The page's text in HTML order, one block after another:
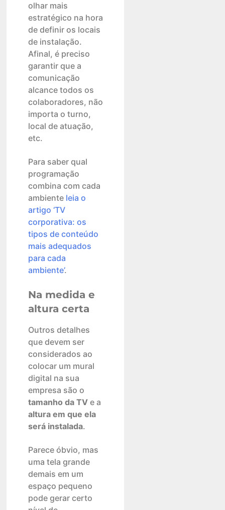
olhar mais
estratégico na hora
de definir os locais
de instalação.
Afinal, é preciso
garantir que a
comunicação
alcance todos os
colaboradores, não
importa o turno,
local de atuação,
etc.
Para saber qual
programação
combina com cada
ambiente leia o
artigo ‘TV
corporativa: os
tipos de conteúdo
mais adequados
para cada
ambiente’.
Na medida e
altura certa
Outros detalhes
que devem ser
considerados ao
colocar um mural
digital na sua
empresa são o
tamanho da TV e a
altura em que ela
será instalada.
Parece óbvio, mas
uma tela grande
demais em um
espaço pequeno
pode gerar certo